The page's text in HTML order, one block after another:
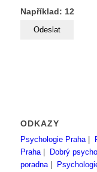
Například: 12
ODKAZY
Psychologie Praha|
Praha| Dobrý
poradna|